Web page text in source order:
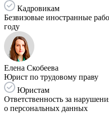
Кадровикам
Безвизовые иностранные
году
Елена Скобеева
Юрист по трудовому праву
Юристам
Ответственность за
о персональных данных